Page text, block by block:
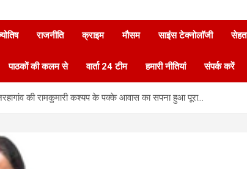
राजनीति क्राइम मौसम साइंस टेक्नोलॉजी सेहत
पाठकों की कलम से वार्ता 24 टीम हमारी नीतियां संपर्क करें
की रामकुमारी कश्यप के पक्के आवास का सपना हुआ पूरा…